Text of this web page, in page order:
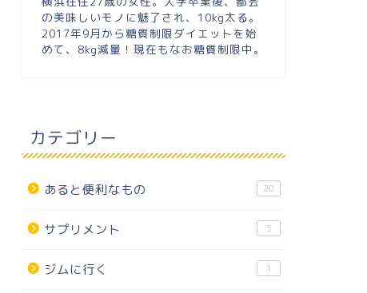
の美味しいモノに魅了され、10kg太る。
2017年9月から糖質制限ダイエットを始
めて、8kg減量！現在もなお糖質制限中。
カテゴリー
あると便利なもの 20
サプリメント 5
ジムに行く 1